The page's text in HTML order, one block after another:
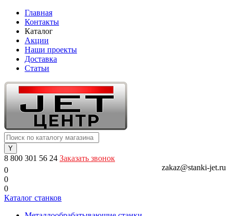
Главная
Контакты
Каталог
Акции
Наши проекты
Доставка
Статьи
8 800 301 56 24 Заказать звонок
zakaz@stanki-jet.ru
0
0
0
Каталог станков